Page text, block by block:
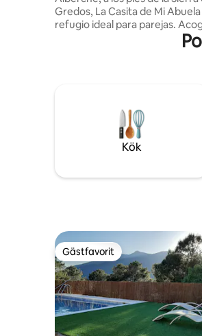
Gredos, La Casita de Mi
refugio ideal para parejas. Acogedora y
única, cuenta con piscina
hidromasaje en su interior,
la comodidad moderna. Un lugar especial
para desconectar y vivir una
inolvidable en pareja.
Kök
Gästfavorit
Gästfavorit